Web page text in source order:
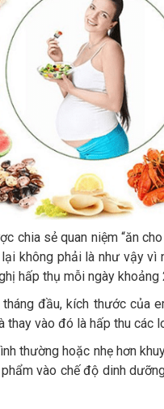
chia sẻ quan niệm “ăn
không phải là như vậy vì
hấp thụ mỗi ngày khoảng
đầu, kích thước của
thay vào đó là hấp thu các
thường hoặc nhẹ hơn
vào chế độ dinh